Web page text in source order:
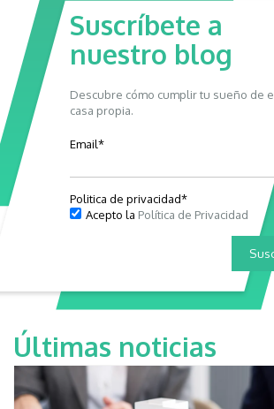
Suscríbete a
nuestro blog
Descubre cómo cumplir tu sueño de
casa propia.
Email*
Politica de privacidad*
Acepto la Política de Privacidad
Últimas noticias